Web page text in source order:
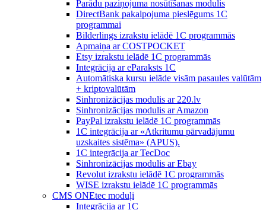
Parādu paziņojuma nosūtīšanas modulis
DirectBank pakalpojuma pieslēgums 1C
programmai
Bilderlings izrakstu ielādē 1C programmās
Apmaiņa ar COSTPOCKET
Etsy izrakstu ielādē 1C programmās
Integrācija ar eParaksts 1C
Automātiska kursu ielāde visām pasaules valūtām
+ kriptovalūtām
Sinhronizācijas modulis ar 220.lv
Sinhronizācijas modulis ar Amazon
PayPal izrakstu ielādē 1C programmās
1C integrācija ar «Atkritumu pārvadājumu
uzskaites sistēma» (APUS).
1C integrācija ar TecDoc
Sinhronizācijas modulis ar Ebay
Revolut izrakstu ielādē 1C programmās
WISE izrakstu ielādē 1C programmās
CMS ONEtec moduļi
Integrācija ar 1C